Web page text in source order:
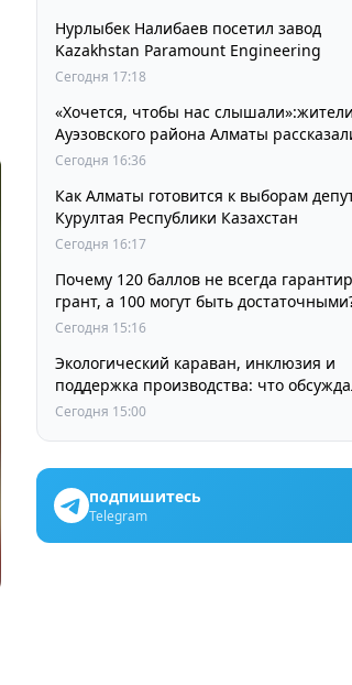
Нурлыбек Налибаев посетил завод
Kazakhstan Paramount Engineering
Сегодня 17:18
«Хочется, чтобы нас слышали»:жители
Ауэзовского района Алматы
чего ждут от выборов депутатов
Сегодня 16:36
Как Алматы готовится к выборам
Курултая Республики Казахстан
Сегодня 16:17
Почему 120 баллов не всегда
грант, а 100 могут быть
Сегодня 15:16
Экологический караван, инклюзия и
поддержка производства: что
партии в регионах
Сегодня 15:00
подпишитесь
Telegram